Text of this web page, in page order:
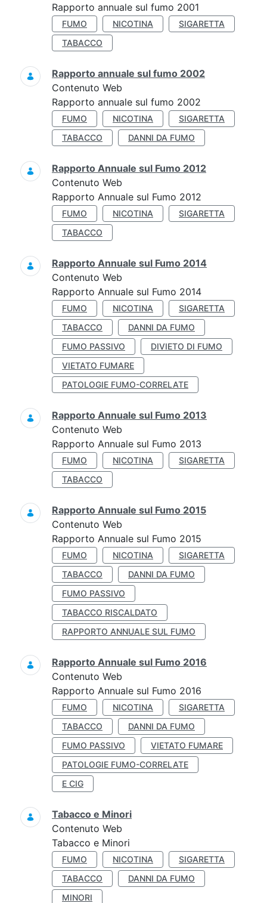
Rapporto annuale sul fumo 2001
FUMO NICOTINA
SIGARETTA
TABACCO
Rapporto annuale sul fumo 2002
Contenuto Web
Rapporto annuale sul fumo 2002
FUMO NICOTINA
SIGARETTA
TABACCO
DANNI DA FUMO
Rapporto Annuale sul Fumo 2012
Contenuto Web
Rapporto Annuale sul Fumo 2012
FUMO NICOTINA
SIGARETTA
TABACCO
Rapporto Annuale sul Fumo 2014
Contenuto Web
Rapporto Annuale sul Fumo 2014
FUMO NICOTINA
SIGARETTA
TABACCO
DANNI DA FUMO
FUMO PASSIVO
DIVIETO DI FUMO
VIETATO FUMARE
PATOLOGIE FUMO-CORRELATE
Rapporto Annuale sul Fumo 2013
Contenuto Web
Rapporto Annuale sul Fumo 2013
FUMO NICOTINA
SIGARETTA
TABACCO
Rapporto Annuale sul Fumo 2015
Contenuto Web
Rapporto Annuale sul Fumo 2015
FUMO NICOTINA
SIGARETTA
TABACCO
DANNI DA FUMO
FUMO PASSIVO
TABACCO RISCALDATO
RAPPORTO ANNUALE SUL FUMO
Rapporto Annuale sul Fumo 2016
Contenuto Web
Rapporto Annuale sul Fumo 2016
FUMO NICOTINA
SIGARETTA
TABACCO
DANNI DA FUMO
FUMO PASSIVO
VIETATO FUMARE
PATOLOGIE FUMO-CORRELATE
E CIG
Tabacco e Minori
Contenuto Web
Tabacco e Minori
FUMO NICOTINA
SIGARETTA
TABACCO
DANNI DA FUMO
MINORI